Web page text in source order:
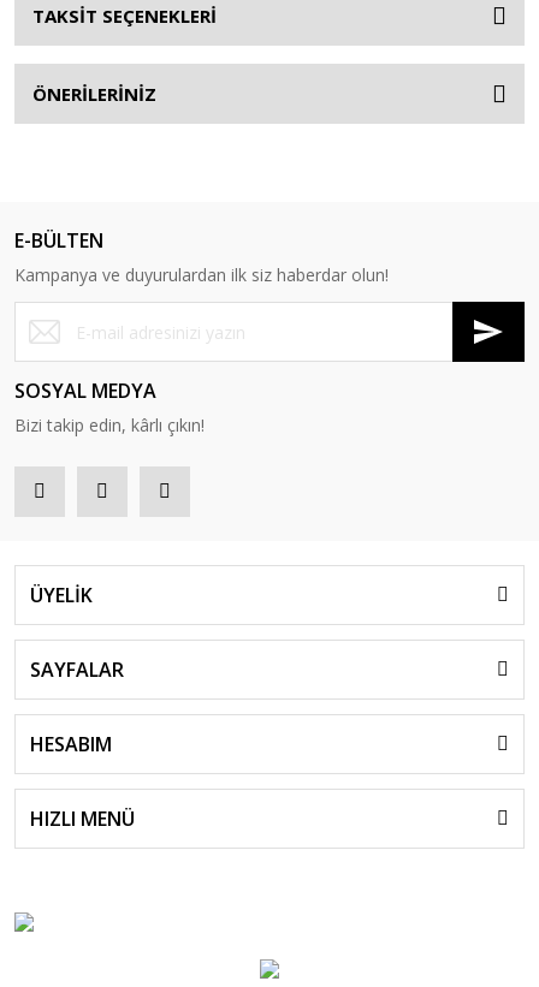
TAKSİT SEÇENEKLERİ
ÖNERİLERİNİZ
E-BÜLTEN
Kampanya ve duyurulardan ilk siz haberdar olun!
SOSYAL MEDYA
Bizi takip edin, kârlı çıkın!
ÜYELİK
SAYFALAR
HESABIM
HIZLI MENÜ